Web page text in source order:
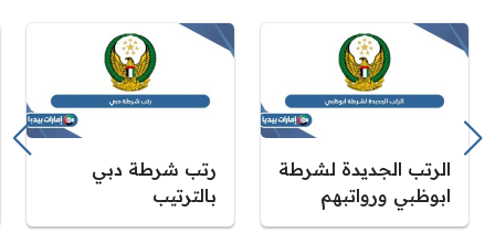
الرتب الجديدة لشرطة
ابوظبي ورواتبهم
رتب شرطة دبي
بالترتيب